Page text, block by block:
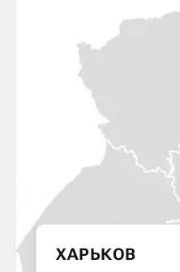
ХАРЬКОВ